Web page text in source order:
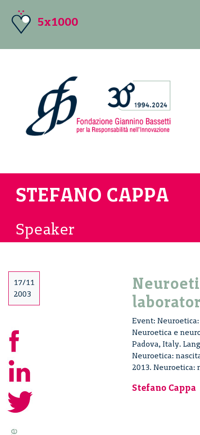
5x1000
STEFANO CAPPA
Speaker
17/11
2003
Event:
Neuroetica e
Padova, Italy.
Neuroetica:
2013.
Stefano Cappa